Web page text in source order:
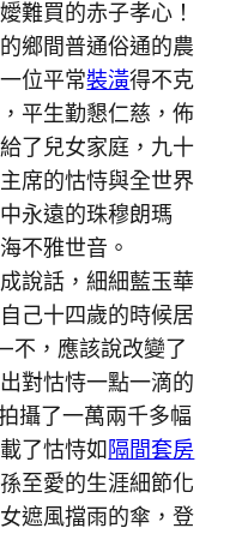
難買的赤子孝心！
鄉間普通俗通的農
位平常裝潢得不克
平生勤懇仁慈，佈
了兒女家庭，九十
席的怙恃與全世界
永遠的珠穆朗瑪
不雅世音。
說話，細細藍玉華
己十四歲的時候居
，應該說改變了
對怙恃一點一滴的
攝了一萬兩千多幅
了怙恃如隔間套房
至愛的生涯細節化
遮風擋雨的傘，登